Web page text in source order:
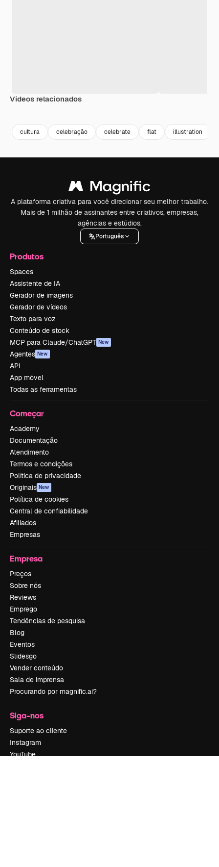
Vídeos relacionados
cultura celebração celebrate flat illustration
A plataforma criativa para você direcionar seu melhor trabalho.
Mais de 1 milhão de assinantes entre criativos, empresas,
agências e estúdios.
Português
Produtos
Spaces
Assistente de IA
Gerador de imagens
Gerador de vídeos
Texto para voz
Conteúdo de stock
MCP para Claude/ChatGPT New
Agentes New
API
App móvel
Todas as ferramentas
Começar
Academy
Documentação
Atendimento
Termos e condições
Política de privacidade
Originais New
Política de cookies
Central de confiabilidade
Afiliados
Empresas
Empresa
Preços
Sobre nós
Reviews
Emprego
Tendências de pesquisa
Blog
Eventos
Slidesgo
Vender conteúdo
Sala de imprensa
Procurando por magnific.ai?
Siga-nos
Suporte ao cliente
Instagram
YouTube